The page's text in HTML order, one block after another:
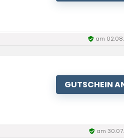
am
GUTSCHEIN
am